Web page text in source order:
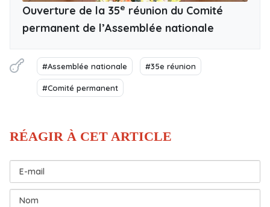
Ouverture de la 35e réunion du Comité
permanent de l’Assemblée nationale
#Assemblée nationale #35e réunion
#Comité permanent